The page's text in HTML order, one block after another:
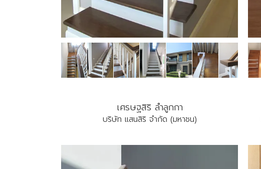
เศรษฐสิริ ลำลูกกา
บริษัท แสนสิริ จํากัด (มหาชน)